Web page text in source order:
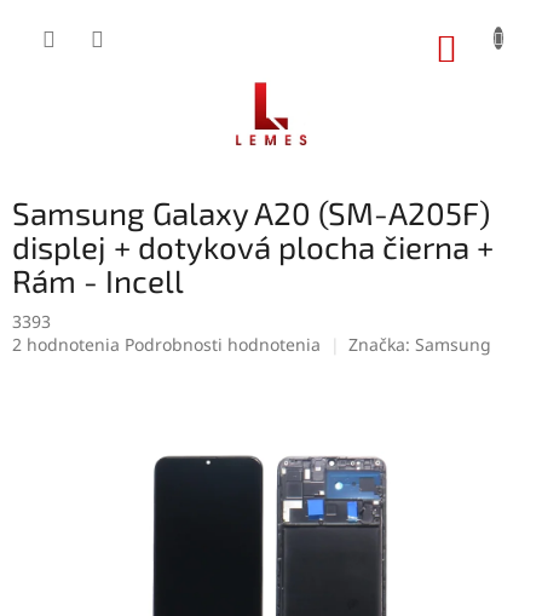
Samsung Galaxy A20 (SM-A205F)
displej + dotyková plocha čierna +
Rám - Incell
3393
Priemerné
2 hodnotenia Podrobnosti hodnotenia Značka: Samsung